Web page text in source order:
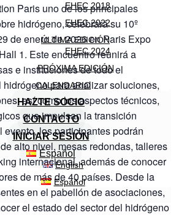
EHEC 2018
EHEC 2022
ÚLTIMA EDICIÓN
EHEC 2024
PRÓXIMA EDICIÓN
CALENDARIO
HAZTE SOCIO
CONTACTO
INICIAR SESIÓN
Español
English
Español
Paris uno de los principales
hidrógeno, celebrará su 10º
de enero de 2026 en Paris Expo
1. Este encuentro reunirá a
e instituciones de todo el
para analizar soluciones,
así como los aspectos técnicos,
que impulsan la transición
evento, los participantes podrán
alto nivel, mesas redondas, talleres
internacional, además de conocer
de más de 40 países. Desde la
en el pabellón de asociaciones,
el estado del sector del hidrógeno